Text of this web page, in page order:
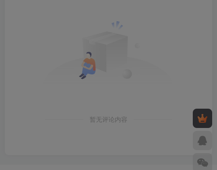
暂无评论内容